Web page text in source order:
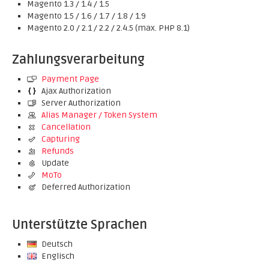
Magento 1.3 / 1.4 / 1.5
Magento 1.5 / 1.6 / 1.7 / 1.8 / 1.9
Magento 2.0 / 2.1 / 2.2 / 2.4.5 (max. PHP 8.1)
Zahlungsverarbeitung
Payment Page
Ajax Authorization
Server Authorization
Alias Manager / Token System
Cancellation
Capturing
Refunds
Update
MoTo
Deferred Authorization
Unterstützte Sprachen
Deutsch
Englisch